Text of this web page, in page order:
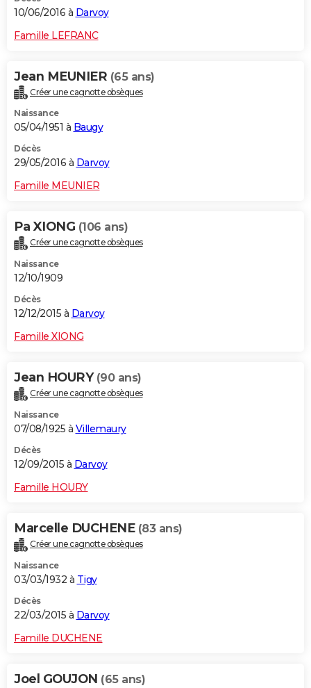
10/06/2016 à Darvoy
Famille LEFRANC
Jean MEUNIER (65 ans)
Créer une cagnotte obsèques
Naissance
05/04/1951 à Baugy
Décès
29/05/2016 à Darvoy
Famille MEUNIER
Pa XIONG (106 ans)
Créer une cagnotte obsèques
Naissance
12/10/1909
Décès
12/12/2015 à Darvoy
Famille XIONG
Jean HOURY (90 ans)
Créer une cagnotte obsèques
Naissance
07/08/1925 à Villemaury
Décès
12/09/2015 à Darvoy
Famille HOURY
Marcelle DUCHENE (83 ans)
Créer une cagnotte obsèques
Naissance
03/03/1932 à Tigy
Décès
22/03/2015 à Darvoy
Famille DUCHENE
Joel GOUJON (65 ans)